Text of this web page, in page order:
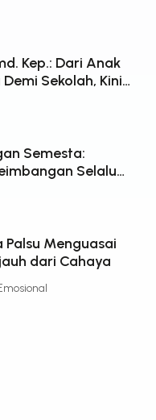
Kehidupan
Kep.: Dari Anak
Sekolah, Kini
Semesta:
Selalu
dari Cahaya